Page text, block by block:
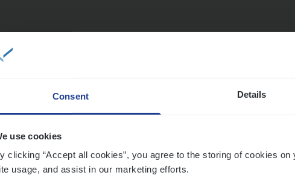
Consent Details
use cookies
clicking “Accept all cookies”, you agree to the storing of cookies
usage, and assist in our marketing efforts.